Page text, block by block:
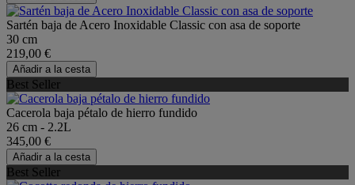
Sartén baja de Acero Inoxidable Classic con asa de soporte
30 cm
219,00 €
Añadir a la cesta
Best Seller
Cacerola baja pétalo de hierro fundido
26 cm - 2.2L
345,00 €
Añadir a la cesta
Best Seller